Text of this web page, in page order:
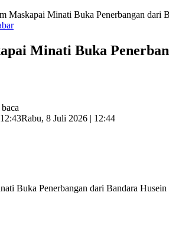
Maskapai Minati Buka Penerbangan dari
Minati Buka
Rabu, 8 Juli 2026 | 12:44
Buka Penerbangan dari Bandara Husein